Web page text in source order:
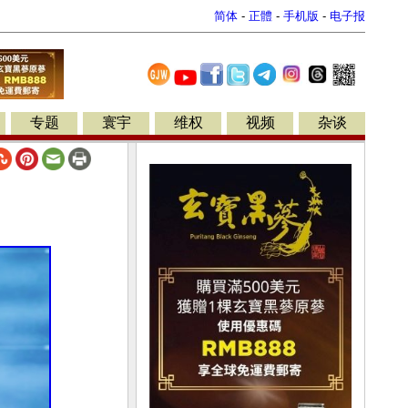
简体 - 正體 - 手机版 - 电子报
专题 寰宇 维权 视频 杂谈